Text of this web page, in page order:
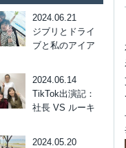
2024.06.21
ジブリとドライ
ブと私のアイア
2024.06.14
TikTok出演記：
社長 VS ルーキ
2024.05.20